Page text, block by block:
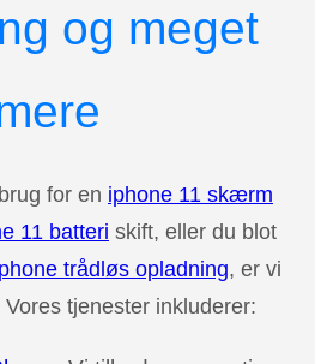
og meget
for en iphone 11 skærm
11 batteri skift, eller du blot
trådløs opladning, er vi
tjenester inkluderer: